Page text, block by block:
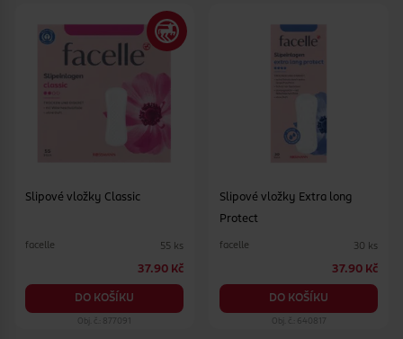
Slipové vložky Classic
facelle 55 ks
37.90 Kč
DO KOŠÍKU
Obj. č.: 877091
Slipové vložky Extra long
Protect
facelle 30 ks
37.90 Kč
DO KOŠÍKU
Obj. č.: 640817